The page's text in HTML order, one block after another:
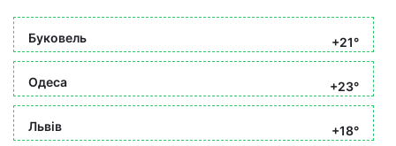
Буковель +21°
Одеса +23°
Львів +18°